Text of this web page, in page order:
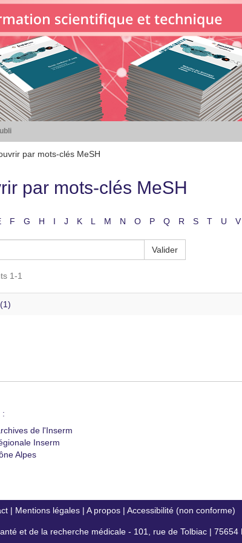
par mots-clés MeSH
par mots-clés MeSH
F G H I J K L M N O P Q R S T U V
Valider
1-1
:
de l'Inserm
Inserm
Alpes
| Mentions légales| A propos| Accessibilité (non conforme)
et de la recherche médicale - 101, rue de Tolbiac | 75654